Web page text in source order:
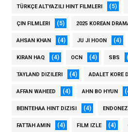
TÜRKÇE ALTYAZILI HINT FILMLERI (5)
ÇIN FILMLERI (5) 2025 KOREAN
AHSAN KHAN (4) JU JI HOON (4)
KIRAN HAQ (4) OCN (4) SBS
TAYLAND DIZILERI (4) ADALET KORE
AFFAN WAHEED (4) AHN BO HYUN
BEINTEHAA HINT DIZISI (4)
FATTAH AMIN (4) FILM IZLE (4)